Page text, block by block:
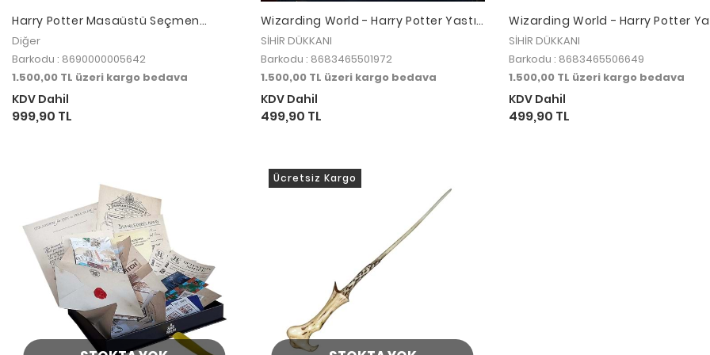
Harry Potter Masaüstü Seçmen
Şapka Asa Tutacağı
Diğer
Barkodu : 8690000005642
1.500,00 TL üzeri kargo bedava
KDV Dahil
999,90 TL
Wizarding World - Harry Potter Yastık
- Pillow Chibi PILLS011
SİHİR DÜKKANI
Barkodu : 8683465501972
1.500,00 TL üzeri kargo bedava
KDV Dahil
499,90 TL
Wizarding World - Harry Potter
- Deathly Hallows PILLS011
SİHİR DÜKKANI
Barkodu : 8683465506649
1.500,00 TL üzeri kargo bedava
KDV Dahil
499,90 TL
Ücretsiz Kargo